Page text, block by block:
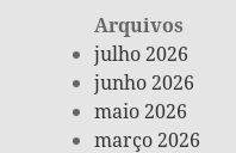
Arquivos
julho 2026
junho 2026
maio 2026
março 2026